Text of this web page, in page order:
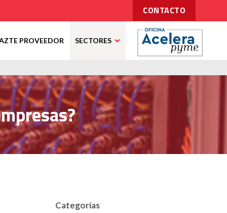
CONTACTO
PROVEEDOR SECTORES
Categorías